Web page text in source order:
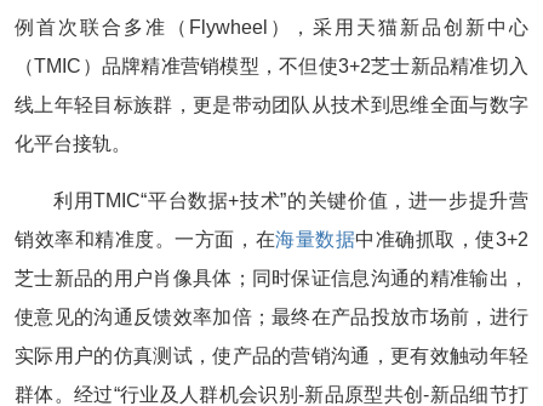
例首次联合多准（Flywheel），采用天猫新品创新中心
（TMIC）品牌精准营销模型，不但使3+2芝士新品精准切入
线上年轻目标族群，更是带动团队从技术到思维全面与数字
化平台接轨。
利用TMIC“平台数据+技术”的关键价值，进一步提升营
销效率和精准度。一方面，在海量数据中准确抓取，使3+2
芝士新品的用户肖像具体；同时保证信息沟通的精准输出，
使意见的沟通反馈效率加倍；最终在产品投放市场前，进行
实际用户的仿真测试，使产品的营销沟通，更有效触动年轻
群体。经过“行业及人群机会识别-新品原型共创-新品细节打